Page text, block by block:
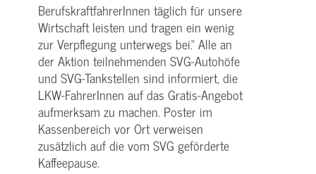
BerufskraftfahrerInnen täglich für unsere
Wirtschaft leisten und tragen ein wenig
zur Verpflegung unterwegs bei.“ Alle an
der Aktion teilnehmenden SVG-Autohöfe
und SVG-Tankstellen sind informiert, die
LKW-FahrerInnen auf das Gratis-Angebot
aufmerksam zu machen. Poster im
Kassenbereich vor Ort verweisen
zusätzlich auf die vom SVG geförderte
Kaffeepause.